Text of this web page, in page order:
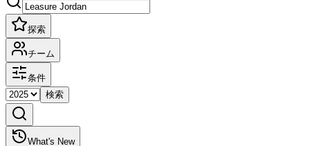
探索
チーム
条件
検索
What's New